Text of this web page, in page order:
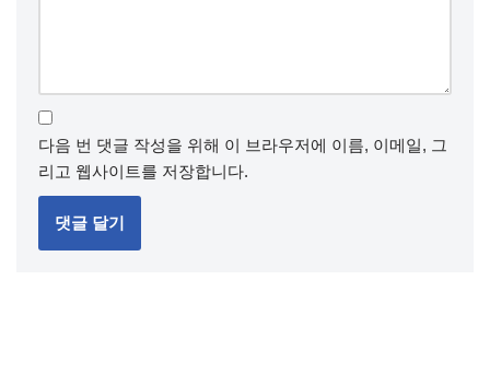
다음 번 댓글 작성을 위해 이 브라우저에 이름, 이메일, 그
리고 웹사이트를 저장합니다.